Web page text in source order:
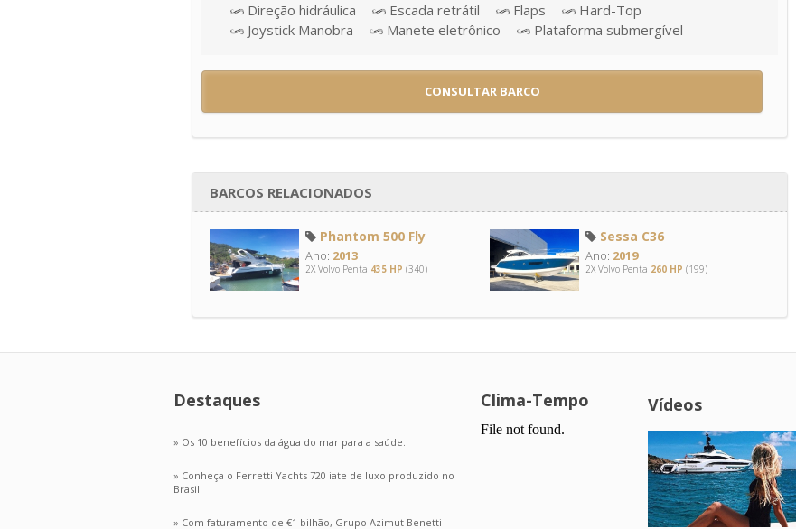
Direção hidráulica Escada retrátil Flaps
Hard-Top
Joystick Manobra
Manete eletrônico Plataforma submergível
CONSULTAR BARCO
BARCOS RELACIONADOS
Phantom 500 Fly
Ano: 2013
2X Volvo Penta 435 HP (340)
Sessa C36
Ano: 2019
2X Volvo Penta 260 HP (199)
Destaques
» Os 10 benefícios da água do mar para a saúde.
» Conheça o Ferretti Yachts 720 iate de luxo produzido no
Brasil
» Com faturamento de €1 bilhão, Grupo Azimut Benetti
Clima-Tempo Vídeos